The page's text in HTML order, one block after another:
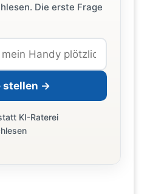
Die erste Frage
stellen →
KI-Raterei